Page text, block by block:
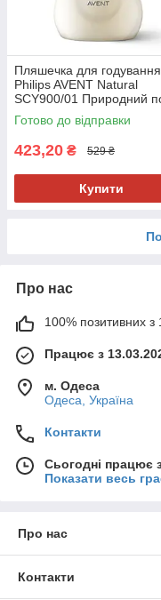
Пляшечка для годування
Philips AVENT Natural
SCY900/01 Природний
повільний, від
125 мл, 1 шт
Готово до відправки
423,20 ₴ 529 ₴
Купити
Про нас
100% позитивних з
Працює з
м. Одеса
Одеса, Україна
Контакти
Сьогодні працює
Показати весь
Про нас
Контакти